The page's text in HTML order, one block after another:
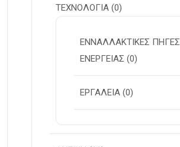
ΤΕΧΝΟΛΟΓΙΑ (0)
ΕΝΝΑΛΛΑΚΤΙΚΕΣ ΠΗΓΕΣ
ΕΝΕΡΓΕΙΑΣ (0)
ΕΡΓΑΛΕΙΑ (0)